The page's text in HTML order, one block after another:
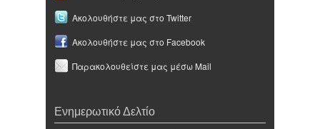
Ακολουθήστε μας στο Twitter
Ακολουθήστε μας στο Facebook
Παρακολουθείστε μας μέσω Mail
Ενημερωτικό Δελτίο